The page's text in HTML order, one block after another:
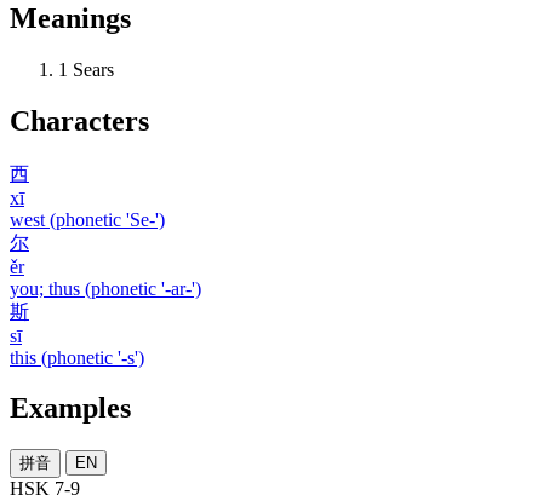
Meanings
1 Sears
Characters
西
xī
west (phonetic 'Se-')
尔
ěr
you; thus (phonetic '-ar-')
斯
sī
this (phonetic '-s')
Examples
拼音 EN
HSK 7-9